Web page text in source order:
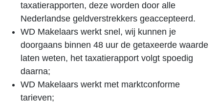
taxatierapporten, deze worden door alle
Nederlandse geldverstrekkers geaccepteerd.
WD Makelaars werkt snel, wij kunnen je
doorgaans binnen 48 uur de getaxeerde waarde
laten weten, het taxatierapport volgt spoedig
daarna;
WD Makelaars werkt met marktconforme
tarieven;